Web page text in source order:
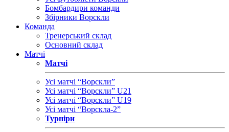
Бомбардири команди
Збірники Ворскли
Команда
Тренерський склад
Основний склад
Матчі
Матчі
Усі матчі “Ворскли”
Усі матчі “Ворскли” U21
Усі матчі “Ворскли” U19
Усі матчі “Ворскла-2”
Турніри